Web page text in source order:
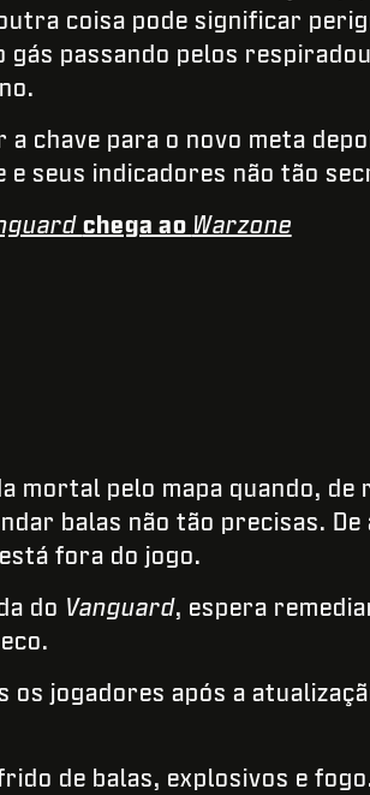
coisa pode significar
passando pelos
a chave para o novo meta
seus indicadores não tão
chega ao Warzone
mortal pelo mapa quando,
balas não tão precisas.
fora do jogo.
do Vanguard, espera
os jogadores após a
de balas, explosivos e